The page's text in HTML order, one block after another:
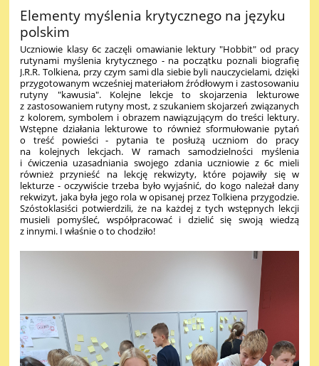
Elementy myślenia krytycznego na języku
polskim
Uczniowie klasy 6c zaczęli omawianie lektury "Hobbit" od pracy
rutynami myślenia krytycznego - na początku poznali biografię
J.R.R. Tolkiena, przy czym sami dla siebie byli nauczycielami, dzięki
przygotowanym wcześniej materiałom źródłowym i zastosowaniu
rutyny "kawusia". Kolejne lekcje to skojarzenia lekturowe
z zastosowaniem rutyny most, z szukaniem skojarzeń związanych
z kolorem, symbolem i obrazem nawiązującym do treści lektury.
Wstępne działania lekturowe to również sformułowanie pytań
o treść powieści - pytania te posłużą uczniom do pracy
na kolejnych lekcjach. W ramach samodzielności myślenia
i ćwiczenia uzasadniania swojego zdania uczniowie z 6c mieli
również przynieść na lekcję rekwizyty, które pojawiły się w
lekturze - oczywiście trzeba było wyjaśnić, do kogo należał dany
rekwizyt, jaka była jego rola w opisanej przez Tolkiena przygodzie.
Szóstoklasiści potwierdzili, że na każdej z tych wstępnych lekcji
musieli pomyśleć, współpracować i dzielić się swoją wiedzą
z innymi. I właśnie o to chodziło!